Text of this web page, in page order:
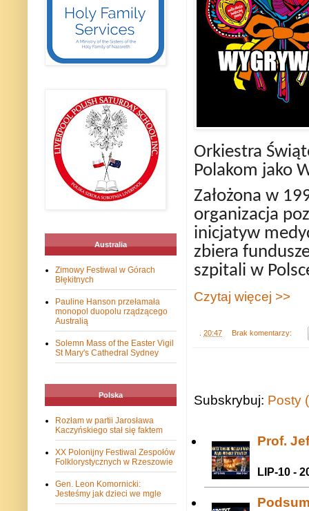
Orkiestra
Polakom jako
Założona w
organizacja
inicjatyw
zbiera
szpitali w
Czytaj więcej >>
20:47 Brak komentarzy:
Subskrybuj: Posty
Prof.
LIP-10 -
Australia
Zimowy Festiwal w Górach
Błękitnych
Pauline Hanson przełamała
monopol duopolu rządzącego
Australią
Solemn Mass of the Easter Vigil
St Mary's Cathedral Sydney
Polska
Rozłam w partii Jarosława
Kaczyńskiego stał się faktem
XX Polonijny Festiwal Zespołów
Folklorystycznych w Rzeszowie
Gen. Leon Komornicki:
Jesteśmy jak dzieci we mgle